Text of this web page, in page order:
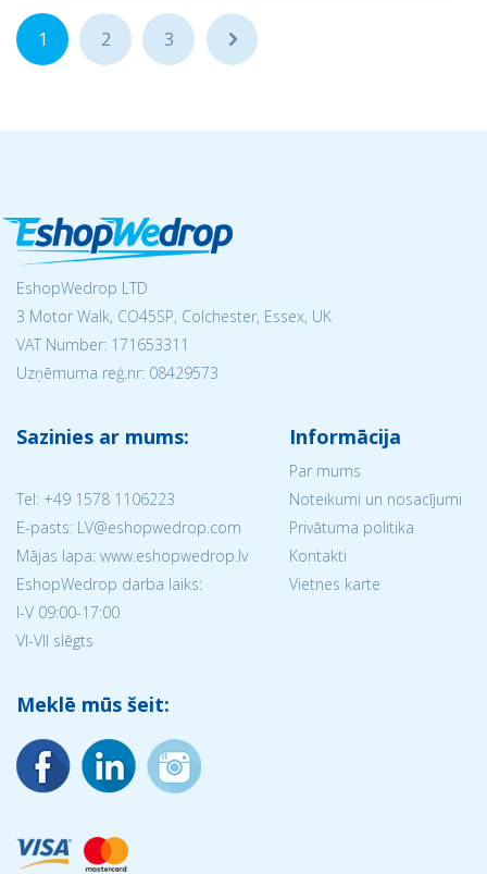
1 2 3 ...
EshopWedrop LTD
3 Motor Walk, CO45SP, Colchester, Essex, UK
VAT Number: 171653311
Uzņēmuma reģ.nr: 08429573
Sazinies ar mums:
Tel: +49 1578 1106223
E-pasts: LV@eshopwedrop.com
Mājas lapa: www.eshopwedrop.lv
EshopWedrop darba laiks:
I-V 09:00-17:00
VI-VII slēgts
Informācija
Par mums
Noteikumi un nosacījumi
Privātuma politika
Kontakti
Vietnes karte
Meklē mūs šeit: